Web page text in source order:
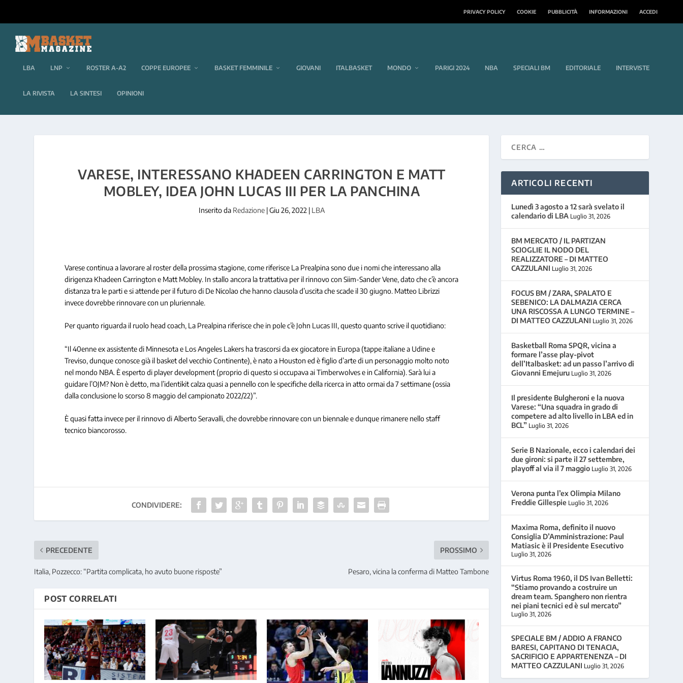
PRIVACY POLICY COOKIE PUBBLICITÀ INFORMAZIONI ACCEDI
LBA LNP ROSTER A-A2 COPPE EUROPEE BASKET FEMMINILE GIOVANI ITALBASKET MONDO PARIGI 2024 NBA SPECIALI BM EDITORIALE INTERVISTE
LA RIVISTA LA SINTESI OPINIONI
VARESE, INTERESSANO KHADEEN CARRINGTON E MATT
MOBLEY, IDEA JOHN LUCAS III PER LA PANCHINA
Inserito da Redazione|Giu 26, 2022 | LBA
Varese continua a lavorare al roster della prossima stagione, come riferisce La Prealpina sono due i nomi che interessano alla
dirigenza Khadeen Carrington e Matt Mobley. In stallo ancora la trattativa per il rinnovo con Siim-Sander Vene, dato che c’è ancora
distanza tra le parti e si attende per il futuro di De Nicolao che hanno clausola d’uscita che scade il 30 giugno. Matteo Librizzi
invece dovrebbe rinnovare con un pluriennale.
Per quanto riguarda il ruolo head coach, La Prealpina riferisce che in pole c’è John Lucas III, questo quanto scrive il quotidiano:
“Il 40enne ex assistente di Minnesota e Los Angeles Lakers ha trascorsi da ex giocatore in Europa (tappe italiane a Udine e
Treviso, dunque conosce già il basket del vecchio Continente), è nato a Houston ed è figlio d’arte di un personaggio molto noto
nel mondo NBA. È esperto di player development (proprio di questo si occupava ai Timberwolves e in California). Sarà lui a
guidare l’OJM? Non è detto, ma l’identikit calza quasi a pennello con le specifiche della ricerca in atto ormai da 7 settimane (ossia
dalla conclusione lo scorso 8 maggio del campionato 2022/22)”.
È quasi fatta invece per il rinnovo di Alberto Seravalli, che dovrebbe rinnovare con un biennale e dunque rimanere nello staff
tecnico biancorosso.
CONDIVIDERE:
PRECEDENTE
Italia, Pozzecco: “Partita complicata, ho avuto buone risposte”
PROSSIMO
Pesaro, vicina la conferma di Matteo Tambone
POST CORRELATI
ARTICOLI RECENTI
Lunedì 3 agosto a 12 sarà svelato il
calendario di LBA Luglio 31, 2026
BM MERCATO / IL PARTIZAN
SCIOGLIE IL NODO DEL
REALIZZATORE – DI MATTEO
CAZZULANI Luglio 31, 2026
FOCUS BM / ZARA, SPALATO E
SEBENICO: LA DALMAZIA CERCA
UNA RISCOSSA A LUNGO TERMINE –
DI MATTEO CAZZULANI Luglio 31, 2026
Basketball Roma SPQR, vicina a
formare l’asse play-pivot
dell’Italbasket: ad un passo l’arrivo di
Giovanni Emejuru Luglio 31, 2026
Il presidente Bulgheroni e la nuova
Varese: “Una squadra in grado di
competere ad alto livello in LBA ed in
BCL” Luglio 31, 2026
Serie B Nazionale, ecco i calendari dei
due gironi: si parte il 27 settembre,
playoff al via il 7 maggio Luglio 31, 2026
Verona punta l’ex Olimpia Milano
Freddie Gillespie Luglio 31, 2026
Maxima Roma, definito il nuovo
Consiglia D’Amministrazione: Paul
Matiasic è il Presidente Esecutivo
Luglio 31, 2026
Virtus Roma 1960, il DS Ivan Belletti:
“Stiamo provando a costruire un
dream team. Spanghero non rientra
nei piani tecnici ed è sul mercato”
Luglio 31, 2026
SPECIALE BM / ADDIO A FRANCO
BARESI, CAPITANO DI TENACIA,
SACRIFICIO E APPARTENENZA – DI
MATTEO CAZZULANI Luglio 31, 2026